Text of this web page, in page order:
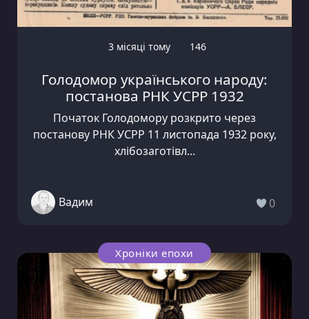
3 місяці тому 146
Голодомор українського народу:
постанова РНК УСРР 1932
Початок Голодомору розкрито через
постанову РНК УСРР 11 листопада 1932 року,
хлібозаготівл...
Вадим 0
Хроніки епохи